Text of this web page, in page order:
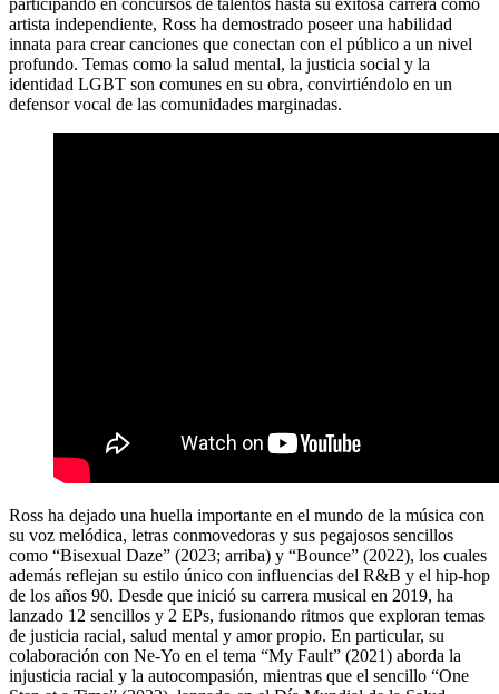
participando en concursos de talentos hasta su exitosa carrera como
artista independiente, Ross ha demostrado poseer una habilidad
innata para crear canciones que conectan con el público a un nivel
profundo. Temas como la salud mental, la justicia social y la
identidad LGBT son comunes en su obra, convirtiéndolo en un
defensor vocal de las comunidades marginadas.
Ross ha dejado una huella importante en el mundo de la música con
su voz melódica, letras conmovedoras y sus pegajosos sencillos
como “Bisexual Daze” (2023; arriba) y “Bounce” (2022), los cuales
además reflejan su estilo único con influencias del R&B y el hip-hop
de los años 90. Desde que inició su carrera musical en 2019, ha
lanzado 12 sencillos y 2 EPs, fusionando ritmos que exploran temas
de justicia racial, salud mental y amor propio. En particular, su
colaboración con Ne-Yo en el tema “My Fault” (2021) aborda la
injusticia racial y la autocompasión, mientras que el sencillo “One